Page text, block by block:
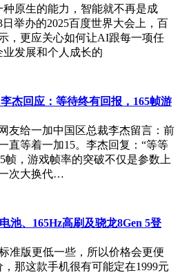
原生的能力，智能就不再是成
举办的2025百度世界大会上，百
，更应关心如何让AI跟每一项任
发展和个人成长的
杰回应：等待终有回报，165帧游
友给一加中国区总裁李杰留言：前
直等着一加15。李杰回复：“等等
帧，游戏帧率的突破不仅是参数上
次大换代…
池、165Hz高刷及骁龙8Gen 5登
准版更低一些，所以价格会更便
那这款手机很有可能定在1999元